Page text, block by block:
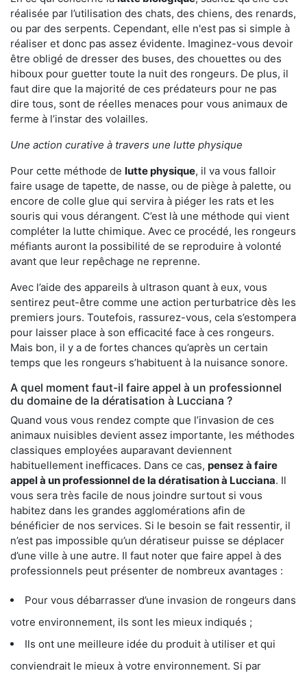
réalisée par l’utilisation des chats, des chiens, des renards,
ou par des serpents. Cependant, elle n'est pas si simple à
réaliser et donc pas assez évidente. Imaginez-vous devoir
être obligé de dresser des buses, des chouettes ou des
hiboux pour guetter toute la nuit des rongeurs. De plus, il
faut dire que la majorité de ces prédateurs pour ne pas
dire tous, sont de réelles menaces pour vous animaux de
ferme à l’instar des volailles.
Une action curative à travers une lutte physique
Pour cette méthode de lutte physique, il va vous falloir
faire usage de tapette, de nasse, ou de piège à palette, ou
encore de colle glue qui servira à piéger les rats et les
souris qui vous dérangent. C’est là une méthode qui vient
compléter la lutte chimique. Avec ce procédé, les rongeurs
méfiants auront la possibilité de se reproduire à volonté
avant que leur repêchage ne reprenne.
Avec l’aide des appareils à ultrason quant à eux, vous
sentirez peut-être comme une action perturbatrice dès les
premiers jours. Toutefois, rassurez-vous, cela s’estompera
pour laisser place à son efficacité face à ces rongeurs.
Mais bon, il y a de fortes chances qu’après un certain
temps que les rongeurs s’habituent à la nuisance sonore.
A quel moment faut-il faire appel à un professionnel
du domaine de la dératisation à Lucciana ?
Quand vous vous rendez compte que l’invasion de ces
animaux nuisibles devient assez importante, les méthodes
classiques employées auparavant deviennent
habituellement inefficaces. Dans ce cas, pensez à faire
appel à un professionnel de la dératisation à Lucciana. Il
vous sera très facile de nous joindre surtout si vous
habitez dans les grandes agglomérations afin de
bénéficier de nos services. Si le besoin se fait ressentir, il
n’est pas impossible qu’un dératiseur puisse se déplacer
d’une ville à une autre. Il faut noter que faire appel à des
professionnels peut présenter de nombreux avantages :
Pour vous débarrasser d’une invasion de rongeurs dans
votre environnement, ils sont les mieux indiqués ;
Ils ont une meilleure idée du produit à utiliser et qui
conviendrait le mieux à votre environnement. Si par